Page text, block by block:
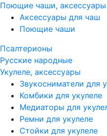
Поющие чаши, аксессуары
Аксессуары для чаш
Поющие чаши
Псалтерионы
Русские народные
Укулеле, аксессуары
Звукосниматели для
Комбики для укулеле
Медиаторы для
Ремни для укулеле
Стойки для укулеле